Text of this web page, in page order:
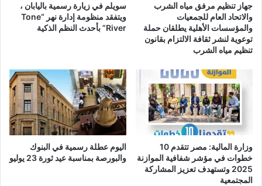
جهاز تنظيم مرفق مياه الشرب
والاتحاد العام للجمعيات
والمؤسسات الأهلية يطلقان حملة
توعوية لنشر ثقافة الالتزام بقانون
تنظيم مياه الشرب
سويلم في زيارة رسمية باليابان ،
ويتفقد منظومة إدارة نهر “Tone
River” بأحدث النظم الذكية
وزارة المالية: مصر تتقدم 10
خطوات في مؤشر شفافية الموازنة
2025 وتستهدف تعزيز المشاركة
المجتمعية
اليوم عطلة رسمية في البنوك
والبورصة بمناسبة عيد ثورة 23 يوليو